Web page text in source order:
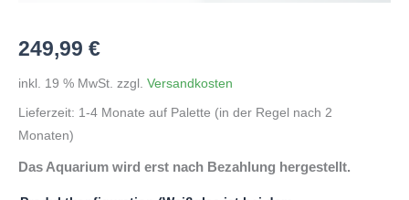
249,99 €
inkl. 19 % MwSt. zzgl. Versandkosten
Lieferzeit: 1-4 Monate auf Palette (in der Regel nach 2
Monaten)
Das Aquarium wird erst nach Bezahlung hergestellt.